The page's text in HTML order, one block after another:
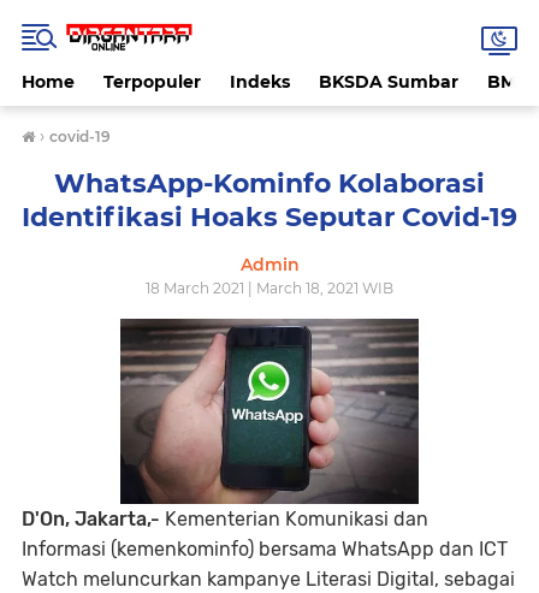
Home Terpopuler Indeks BKSDA Sumbar
› covid-19
WhatsApp-Kominfo Kolaborasi
Identifikasi Hoaks Seputar Covid-19
Admin
18 March 2021 | March 18, 2021 WIB
D'On, Jakarta,- Kementerian Komunikasi dan
Informasi (kemenkominfo) bersama WhatsApp dan ICT
Watch meluncurkan kampanye Literasi Digital, sebagai